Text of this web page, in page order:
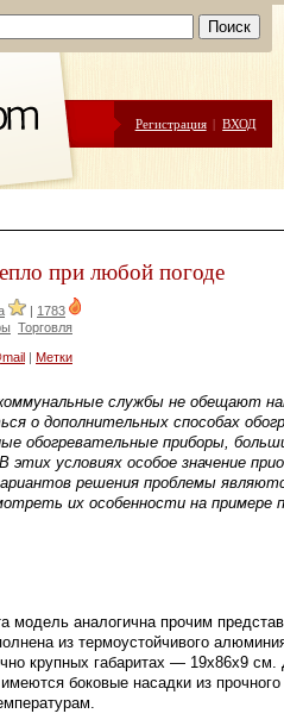
Регистрация | ВХОД
при любой погоде
| 1783
Торговля
Метки
службы не обещают
о дополнительных способах
обогревательные приборы,
этих условиях особое значение
решения проблемы
их особенности на примере
модель аналогична прочим
из термоустойчивого
крупных габаритах — 19х86х9
боковые насадки из